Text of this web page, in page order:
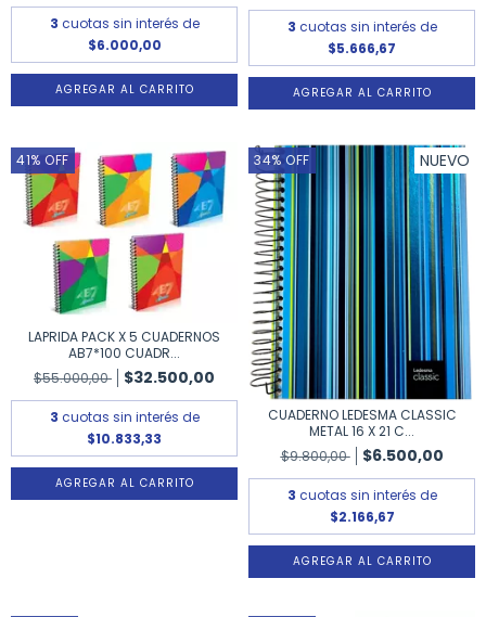
3 cuotas sin interés de
$6.000,00
3 cuotas sin interés de
$5.666,67
41% OFF
LAPRIDA PACK X 5 CUADERNOS
AB7*100 CUADR...
$55.000,00
$32.500,00
3 cuotas sin interés de
$10.833,33
34% OFF NUEVO
CUADERNO LEDESMA CLASSIC
METAL 16 X 21 C...
$9.800,00
$6.500,00
3 cuotas sin interés de
$2.166,67